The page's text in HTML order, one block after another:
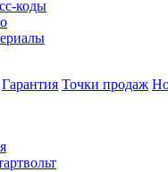
коды
Гарантия Точки продаж